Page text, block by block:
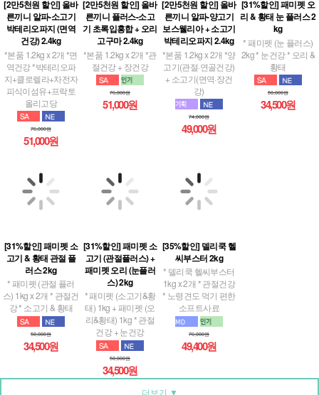
박테리오파지 (면역
건강) 2.4kg
*본품 1.2kg x 2개 *면
역건강 *박테리오파
지+클로렐라+차전자
피식이섬유+프락토
올리고당
76,000원
51,000원
기 초록입홍합 + 오리
고구마 2.4kg
*본품 1.2kg x 2개 *관
절건강 + 장건강
76,000원
51,000원
보스웰리아 + 소고기
박테리오파지 2.4kg
*본품 1.2kg x 2개 *양
고기(관절·연골건강)
+ 소고기(면역·장건
강)
74,000원
49,000원
kg
* 패미펫 (눈 플러스)
2kg * 눈건강 * 오리 &
황태
50,000원
34,500원
러스 2kg
* 패미펫 (관절 플러
스) 1kg x 2개 * 관절건
강 * 소고기 & 황태
50,000원
34,500원
패미펫 오리 (눈플러
스) 2kg
* 패미펫 (소고기&황
태) 1kg + 패미펫 (오
리&황태) 1kg * 관절
건강 + 눈건강
50,000원
34,500원
* 델리쿡 헬씨부스터
1kg x 2개 * 관절건강
* 노령견도 먹기 편한
소프트사료
76,000원
49,400원